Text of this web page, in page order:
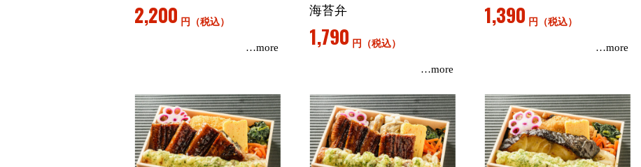
2,200 円（税込）
…more
海苔弁
1,790 円（税込）
…more
1,390 円（税込）
…more